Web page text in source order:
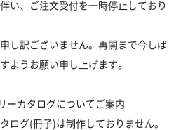
い、ご注文受付を一時停止しており
し訳ございません。再開まで今しば
ようお願い申し上げます。
ーカタログについてご案内
ログ(冊子)は制作しておりません。